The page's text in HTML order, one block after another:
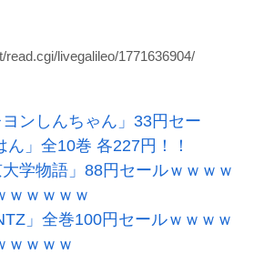
livegalileo/1771636904/
ヨンしんちゃん」33円セー
」全10巻 各227円！！
大学物語」88円セールｗｗｗｗ
ｗｗｗｗｗ
」全巻100円セールｗｗｗｗ
ｗｗｗｗ